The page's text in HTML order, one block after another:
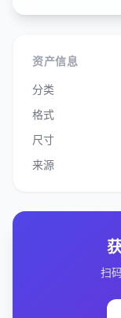
资产信息
分类
格式
尺寸
来源
扫